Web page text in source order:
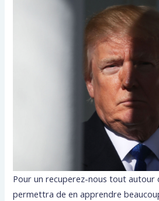
Pour un recuperez-nous tout autour
permettra de en apprendre